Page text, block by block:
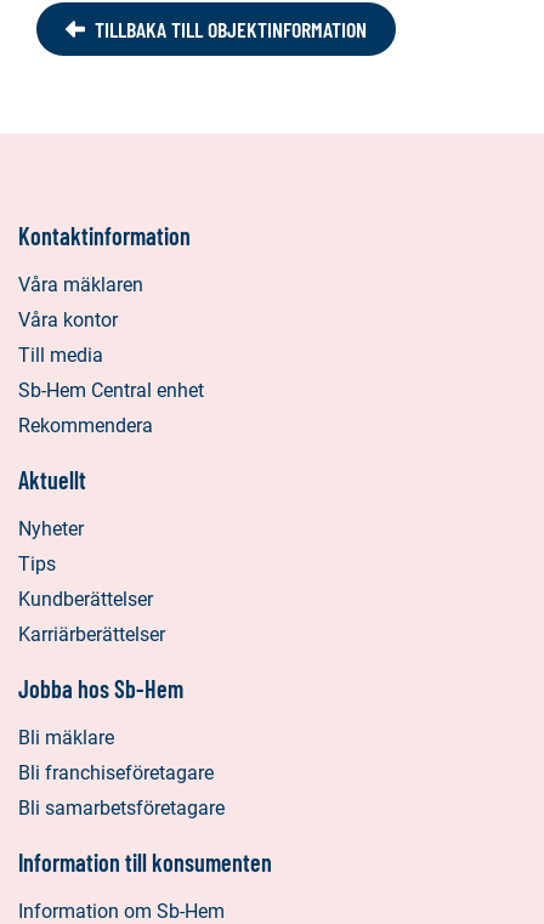
TILLBAKA TILL OBJEKTINFORMATION
Kontaktinformation
Våra mäklaren
Våra kontor
Till media
Sb-Hem Central enhet
Rekommendera
Aktuellt
Nyheter
Tips
Kundberättelser
Karriärberättelser
Jobba hos Sb-Hem
Bli mäklare
Bli franchiseföretagare
Bli samarbetsföretagare
Information till konsumenten
Information om Sb-Hem